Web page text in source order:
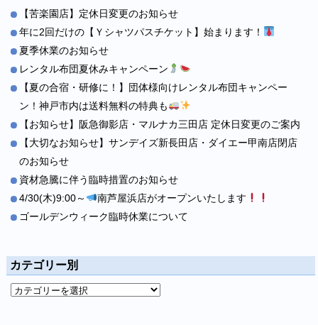
【苦楽園店】定休日変更のお知らせ
年に2回だけの【Ｙシャツパスチケット】始まります！
夏季休業のお知らせ
レンタル布団夏休みキャンペーン
【夏の合宿・研修に！】団体様向けレンタル布団キャンペー
ン！神戸市内は送料無料の特典も
【お知らせ】阪急御影店・マルナカ三田店 定休日変更のご案内
【大切なお知らせ】サンデイズ新長田店・ダイエー甲南店閉店
のお知らせ
資材急騰に伴う臨時措置のお知らせ
4/30(木)9:00～
南芦屋浜店がオープンいたします
ゴールデンウィーク臨時休業について
カテゴリー別